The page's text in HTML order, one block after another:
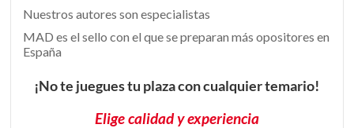
Nuestros autores son especialistas
MAD es el sello con el que se preparan más opositores en
España
¡No te juegues tu plaza con cualquier temario!
Elige calidad y experiencia